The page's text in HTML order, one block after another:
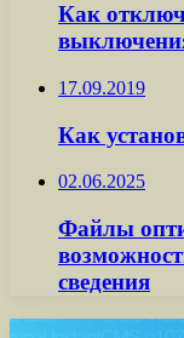
Как
17.09.2019
Как
02.06.2025
Файлы
сведения